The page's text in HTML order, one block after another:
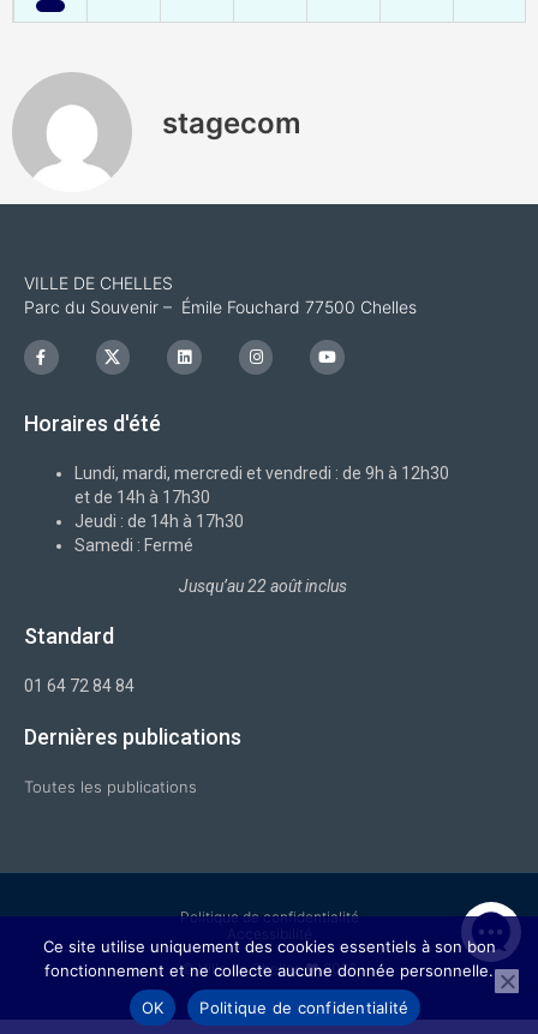
stagecom
VILLE DE CHELLES
Parc du Souvenir – Émile Fouchard 77500 Chelles
F
a
c
o
I
c
o
x
L
i
n
I
n
s
m
Y
o
u
Horaires d'été
Lundi, mardi, mercredi et vendredi : de 9h à 12h30
et de 14h à 17h30
Jeudi : de 14h à 17h30
Samedi : Fermé
Jusqu’au 22 août inclus
Standard
01 64 72 84 84
Dernières publications
Toutes les publications
Politique de confidentialité
© Ville de Chelles ❤ 2026
Ce site utilise uniquement des cookies essentiels à son bon
fonctionnement et ne collecte aucune donnée personnelle.
OK
Politique de confidentialité